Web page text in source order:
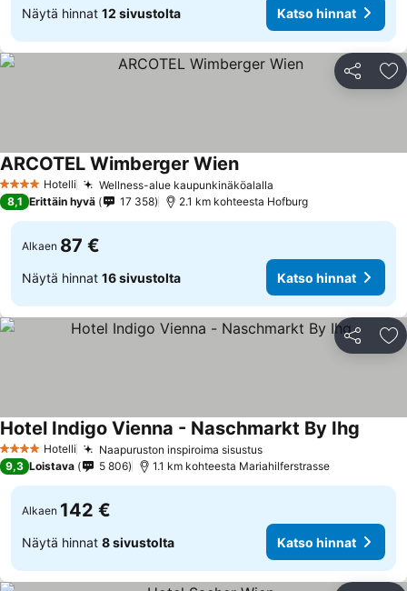
Näytä hinnat 12 sivustolta Katso hinnat
Jaa
4 Tähtiluokitus
Hotelli Wellness-alue kaupunkinäköalalla
ARCOTEL Wimberger Wien
8,1 Erittäin hyvä 17 358 2.1 km kohteesta Hofburg
Alkaen 87 €
Näytä hinnat 16 sivustolta Katso hinnat
Jaa
4 Tähtiluokitus
Hotelli Naapuruston inspiroima sisustus
Hotel Indigo Vienna - Naschmarkt By Ihg
9,3 Loistava 5 806 1.1 km kohteesta Mariahilferstrasse
Alkaen 142 €
Näytä hinnat 8 sivustolta Katso hinnat